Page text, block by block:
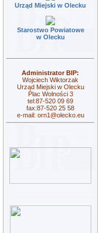
Urząd Miejski w Olecku
Starostwo Powiatowe
w Olecku
Administrator BIP:
Wojciech Wiktorzak
Urząd Miejski w Olecku
Plac Wolności 3
tel:87-520 09 69
fax:87-520 25 58
e-mail: orn1@olecko.eu